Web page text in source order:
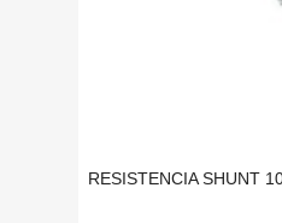
RESISTENCIA SHUNT